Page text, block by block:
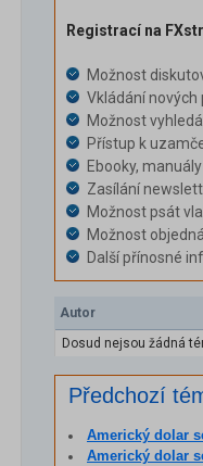
Registrací na
Možnost
Vkládání
Možnost
Přístup k
Ebooky,
Zasílání
Možnost psát
Možnost
Další přínosné
Autor
Dosud nejsou žádná
Předchozí
Americký dolar
Americký dolar